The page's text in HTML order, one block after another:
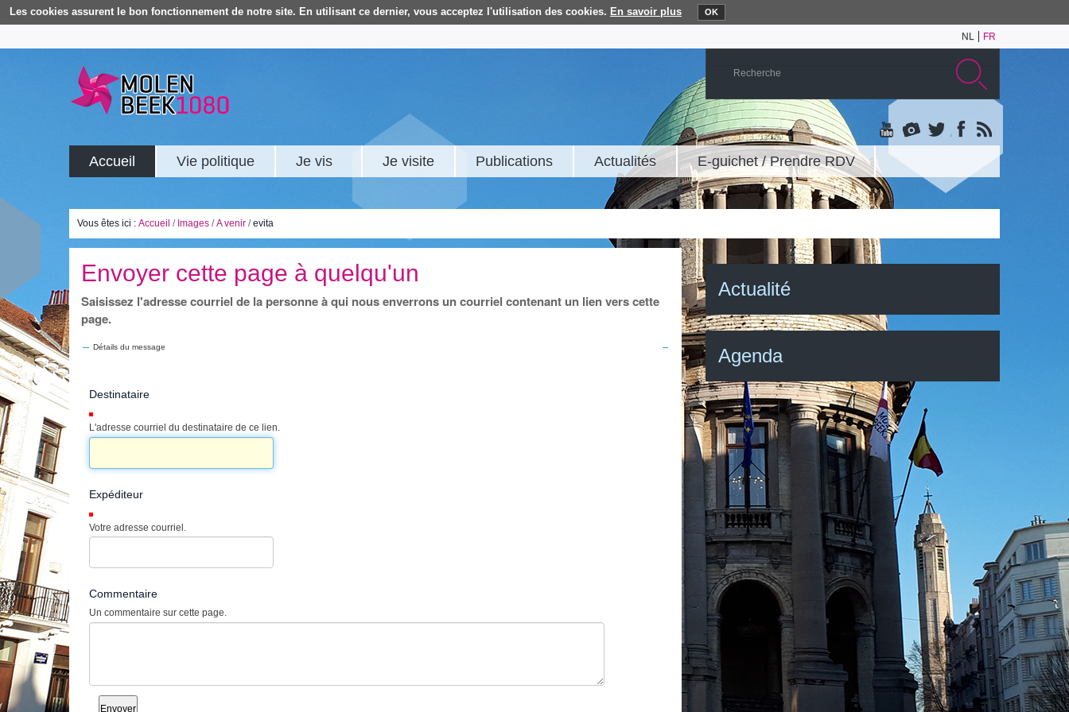
Les cookies assurent le bon fonctionnement de notre site. En utilisant ce dernier, vous acceptez l'utilisation des cookies. En savoir plus OK
NL FR
Accueil Vie politique Je vis Je visite Publications Actualités E-guichet / Prendre RDV
Vous êtes ici : Accueil / Images /A venir /evita
Envoyer cette page à quelqu'un
Saisissez l'adresse courriel de la personne à qui nous enverrons un courriel contenant un lien vers cette
page.
Détails du message
Destinataire
L'adresse courriel du destinataire de ce lien.
Expéditeur
Votre adresse courriel.
Commentaire
Un commentaire sur cette page.
Actualité
Agenda